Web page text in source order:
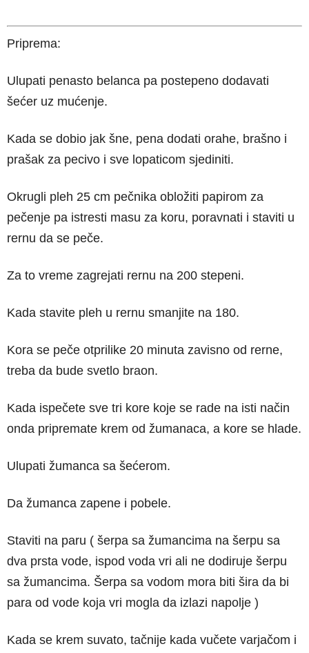
Priprema:
Ulupati penasto belanca pa postepeno dodavati
šećer uz mućenje.
Kada se dobio jak šne, pena dodati orahe, brašno i
prašak za pecivo i sve lopaticom sjediniti.
Okrugli pleh 25 cm pečnika obložiti papirom za
pečenje pa istresti masu za koru, poravnati i staviti u
rernu da se peče.
Za to vreme zagrejati rernu na 200 stepeni.
Kada stavite pleh u rernu smanjite na 180.
Kora se peče otprilike 20 minuta zavisno od rerne,
treba da bude svetlo braon.
Kada ispečete sve tri kore koje se rade na isti način
onda pripremate krem od žumanaca, a kore se hlade.
Ulupati žumanca sa šećerom.
Da žumanca zapene i pobele.
Staviti na paru ( šerpa sa žumancima na šerpu sa
dva prsta vode, ispod voda vri ali ne dodiruje šerpu
sa žumancima. Šerpa sa vodom mora biti šira da bi
para od vode koja vri mogla da izlazi napolje )
Kada se krem suvato, tačnije kada vučete varjačom i